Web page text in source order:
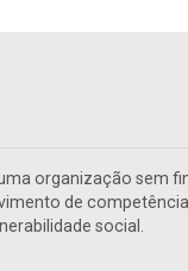
organização sem
de
social.